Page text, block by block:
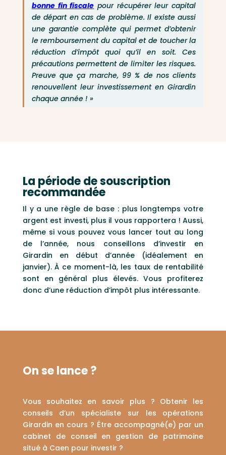
bonne fin fiscale pour récupérer leur capital
de départ en cas de problème. Il existe aussi
une garantie complète qui permet d’obtenir
le remboursement du capital et de toucher la
réduction d’impôt quoi qu’il en soit. Ces
précautions permettent de limiter les risques.
Preuve que ça marche, 99 % de nos clients
renouvellent leur investissement en Girardin
chaque année ! »
La période de souscription
recommandée
Il y a une règle de base : plus longtemps votre
argent est investi, plus il vous rapportera ! Aussi,
même si vous pouvez vous lancer tout au long
de l’année, nous conseillons d’investir en
Girardin en début d’année (idéalement en
janvier). À ce moment-là, les taux de rentabilité
sont en général plus élevés. Vous profiterez
donc d’une réduction d’impôt plus intéressante.
On se lance ?
Vous souhaitez en savoir plus ? Obtenir les
conseils d’un spécialiste sur les opérations
Girardin en cours ? Être accompagné(e) par un
cabinet de conseil en gestion de patrimoine
situé à Caen pour investir ?